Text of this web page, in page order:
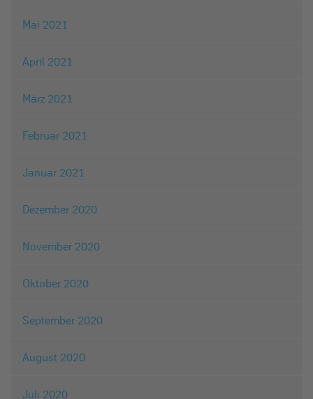
Mai 2021
April 2021
März 2021
Februar 2021
Januar 2021
Dezember 2020
November 2020
Oktober 2020
September 2020
August 2020
Juli 2020